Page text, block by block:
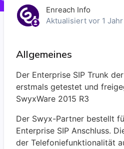
Enreach Info
Aktualisiert vor 1 Jahr
Allgemeines
Der Enterprise SIP Trunk
erstmals getestet und
SwyxWare 2015 R3
Der Swyx-Partner bestellt
Enterprise SIP Anschluss.
der Telefoniefunktionalität